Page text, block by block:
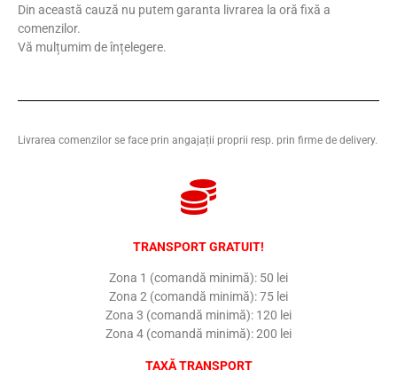
Din această cauză nu putem garanta livrarea la oră fixă a
comenzilor.
Vă mulțumim de înțelegere.
Livrarea comenzilor se face prin angajații proprii resp. prin firme de delivery.
TRANSPORT GRATUIT!
Zona 1 (comandă minimă): 50 lei
Zona 2 (comandă minimă): 75 lei
Zona 3 (comandă minimă): 120 lei
Zona 4 (comandă minimă): 200 lei
TAXĂ TRANSPORT